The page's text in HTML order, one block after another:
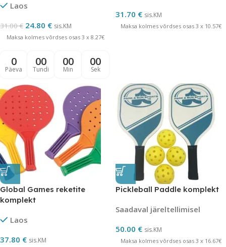
Laos
31.00€ 24.80 € sis.KM
Maksa kolmes võrdses osas 3 x 8.27€
0
Päeva
00
Tundi
00
Min
00
Sek
31.70 € sis.KM
Maksa kolmes võrdses osas 3 x 10.57€
Global Games reketite
komplekt
Laos
37.80 € sis.KM
Pickleball Paddle komplekt
Saadaval järeltellimisel
50.00 € sis.KM
Maksa kolmes võrdses osas 3 x 16.67€